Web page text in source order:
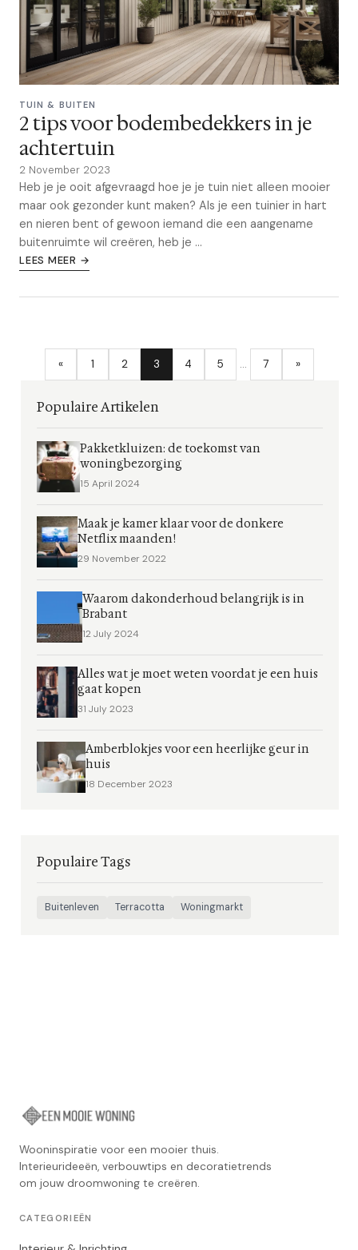
TUIN & BUITEN
2 tips voor bodembedekkers in je
achtertuin
2 November 2023
Heb je je ooit afgevraagd hoe je je tuin niet alleen mooier
maar ook gezonder kunt maken? Als je een tuinier in hart
en nieren bent of gewoon iemand die een aangename
buitenruimte wil creëren, heb je ...
LEES MEER →
« 1 2 3 4 5 … 7 »
Populaire Artikelen
Pakketkluizen: de toekomst van
woningbezorging
15 April 2024
Maak je kamer klaar voor de donkere
Netflix maanden!
29 November 2022
Waarom dakonderhoud belangrijk is in
Brabant
12 July 2024
Alles wat je moet weten voordat je een huis
gaat kopen
31 July 2023
Amberblokjes voor een heerlijke geur in
huis
18 December 2023
Populaire Tags
Buitenleven Terracotta Woningmarkt
Wooninspiratie voor een mooier thuis.
Interieurideeën, verbouwtips en decoratietrends
om jouw droomwoning te creëren.
CATEGORIEËN